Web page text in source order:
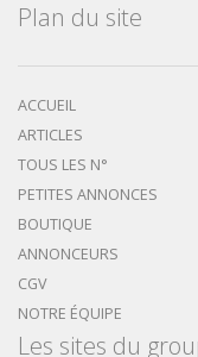
Plan du site
ACCUEIL
ARTICLES
TOUS LES N°
PETITES ANNONCES
BOUTIQUE
ANNONCEURS
CGV
NOTRE ÉQUIPE
Les sites du